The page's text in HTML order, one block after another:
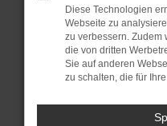
sind.
Veraltete Software
Sicherheitsrisiko,
führen, dass
unterstützt werden.
Wende dich an
Wenn du alle oben
Diese Technologien
Webseite zu
zu verbessern. Zudem
die von dritten
Sie auf anderen
zu schalten, die für